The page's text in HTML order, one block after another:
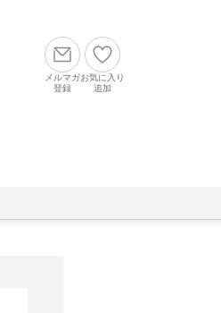
メルマガ
登録
お気に入り
追加